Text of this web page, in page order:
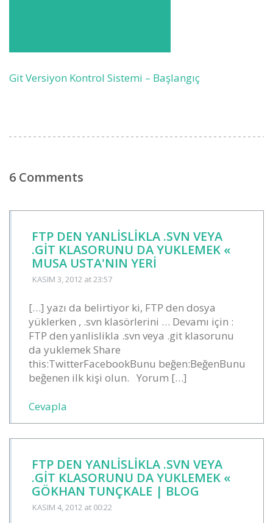
Git Versiyon Kontrol Sistemi – Başlangıç
6 Comments
FTP DEN YANLISLIKLA .SVN VEYA
.GIT KLASORUNU DA YUKLEMEK «
MUSA USTA'NIN YERI
KASIM 3, 2012 at 23:57
[…] yazı da belirtiyor ki, FTP den dosya
yüklerken , .svn klasörlerini … Devamı için :
FTP den yanlislikla .svn veya .git klasorunu
da yuklemek Share
this:TwitterFacebookBunu beğen:BeğenBunu
beğenen ilk kişi olun. Yorum […]
Cevapla
FTP DEN YANLISLIKLA .SVN VEYA
.GIT KLASORUNU DA YUKLEMEK «
GÖKHAN TUNÇKALE | BLOG
KASIM 4, 2012 at 00:22